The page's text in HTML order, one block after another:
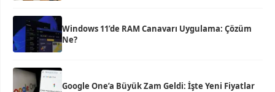
Windows 11’de RAM Canavarı Uygulama: Çözüm
Ne?
Google One’a Büyük Zam Geldi: İşte Yeni Fiyatlar